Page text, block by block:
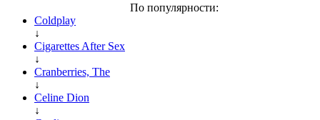
По популярности:
Coldplay
↓
Cigarettes After Sex
↓
Cranberries, The
↓
Celine Dion
↓